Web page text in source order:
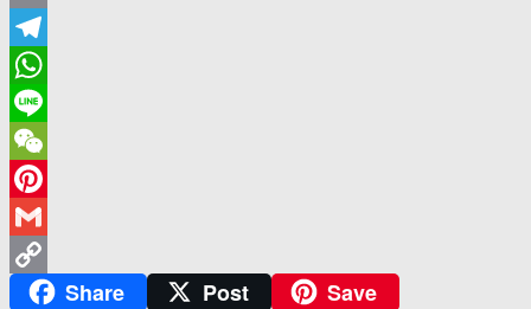
Email
Telegram
WhatsApp
Line
WeChat
Pinterest
Gmail
Copy
Share Post Save